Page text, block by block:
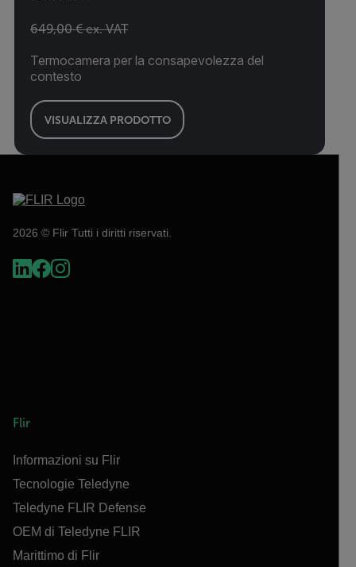
649,00 € ex. VAT
Termocamera per la consapevolezza del
contesto
VISUALIZZA PRODOTTO
2026 © Flir Tutti i diritti riservati.
Flir
Informazioni su Flir
Tecnologie Teledyne
Teledyne FLIR Defense
OEM di Teledyne FLIR
Marittimo di Flir